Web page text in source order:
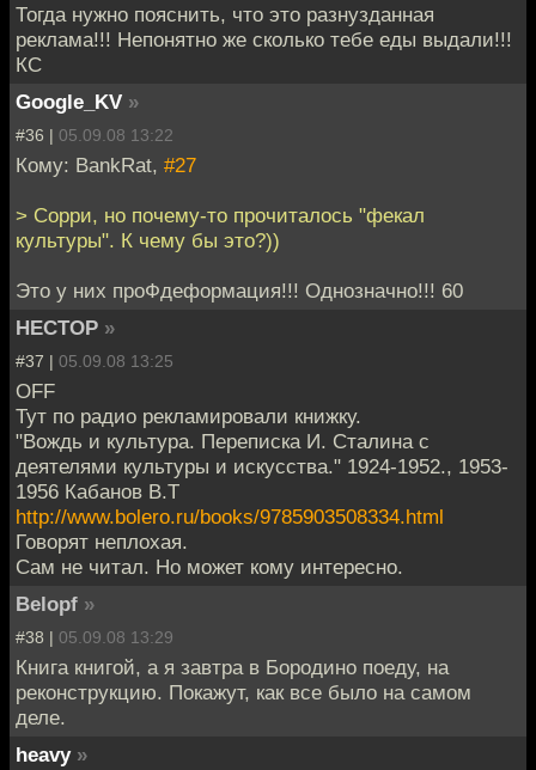
Тогда нужно пояснить, что это разнузданная
реклама!!! Непонятно же сколько тебе еды выдали!!!
КС
Google_KV »
#36 | 05.09.08 13:22
Кому: BankRat, #27
> Сорри, но почему-то прочиталось "фекал
культуры". К чему бы это?))
Это у них проФдеформация!!! Однозначно!!! 60
HECTOP »
#37 | 05.09.08 13:25
OFF
Тут по радио рекламировали книжку.
"Вождь и культура. Переписка И. Сталина с
деятелями культуры и искусства." 1924-1952., 1953-
1956 Кабанов В.Т
http://www.bolero.ru/books/9785903508334.html
Говорят неплохая.
Сам не читал. Но может кому интересно.
Belopf »
#38 | 05.09.08 13:29
Книга книгой, а я завтра в Бородино поеду, на
реконструкцию. Покажут, как все было на самом
деле.
heavy »